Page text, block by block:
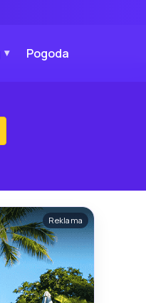
Pogoda
Reklama